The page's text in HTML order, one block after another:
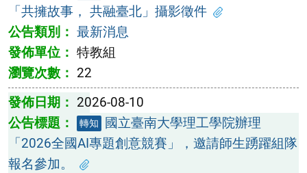
「共擁故事， 共融臺北」攝影徵件
最新消息
特教組
22
2026-08-10
轉知
國立臺南大學理工學院辦理
「2026全國AI專題創意競賽」，邀請師生踴躍組隊
報名參加。